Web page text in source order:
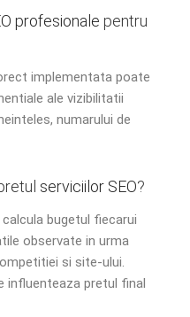
profesionale pentru
implementata poate
ale vizibilitatii
numarului de
serviciilor SEO?
bugetul fiecarui
observate in urma
si site-ului.
influenteaza pretul final